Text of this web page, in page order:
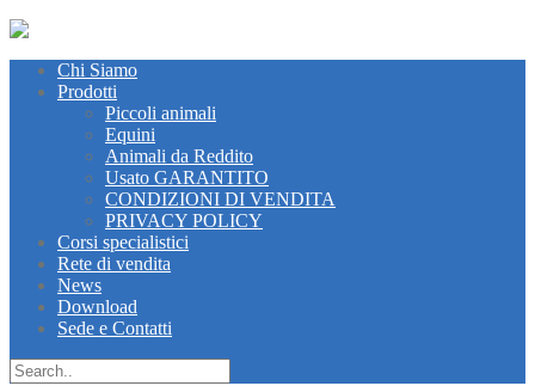
Chi Siamo
Prodotti
Piccoli animali
Equini
Animali da Reddito
Usato GARANTITO
CONDIZIONI DI VENDITA
PRIVACY POLICY
Corsi specialistici
Rete di vendita
News
Download
Sede e Contatti